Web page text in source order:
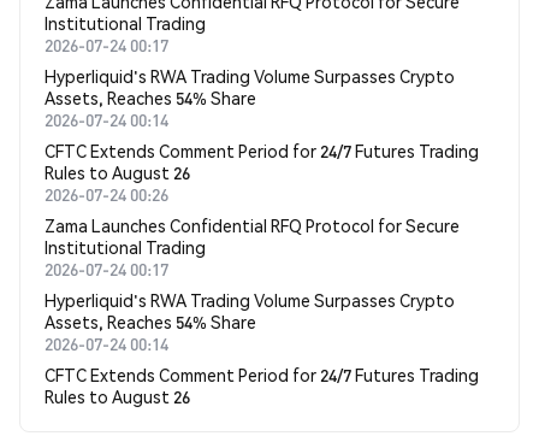
Institutional Trading
2026-07-24 00:17
Hyperliquid's RWA Trading Volume Surpasses Crypto
Assets, Reaches 54% Share
2026-07-24 00:14
CFTC Extends Comment Period for 24/7 Futures Trading
Rules to August 26
2026-07-24 00:26
Zama Launches Confidential RFQ Protocol for Secure
Institutional Trading
2026-07-24 00:17
Hyperliquid's RWA Trading Volume Surpasses Crypto
Assets, Reaches 54% Share
2026-07-24 00:14
CFTC Extends Comment Period for 24/7 Futures Trading
Rules to August 26